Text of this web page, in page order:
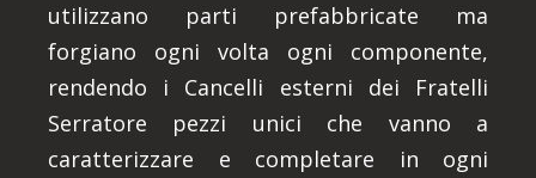
utilizzano parti prefabbricate ma
forgiano ogni volta ogni componente,
rendendo i Cancelli esterni dei Fratelli
Serratore pezzi unici che vanno a
caratterizzare e completare in ogni